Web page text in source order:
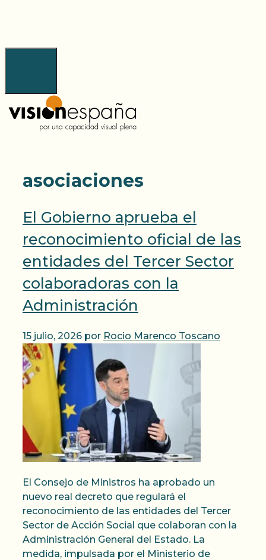
asociaciones
El Gobierno aprueba el
reconocimiento oficial de las
entidades del Tercer Sector
colaboradoras con la
Administración
15 julio, 2026 por Rocio Marenco Toscano
El Consejo de Ministros ha aprobado un
nuevo real decreto que regulará el
reconocimiento de las entidades del Tercer
Sector de Acción Social que colaboran con la
Administración General del Estado. La
medida, impulsada por el Ministerio de